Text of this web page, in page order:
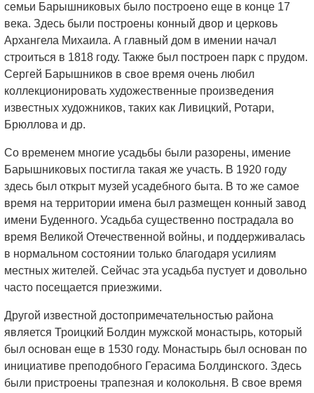
семьи Барышниковых было построено еще в конце 17
века. Здесь были построены конный двор и церковь
Архангела Михаила. А главный дом в имении начал
строиться в 1818 году. Также был построен парк с прудом.
Сергей Барышников в свое время очень любил
коллекционировать художественные произведения
известных художников, таких как Ливицкий, Ротари,
Брюллова и др.
Со временем многие усадьбы были разорены, имение
Барышниковых постигла такая же участь. В 1920 году
здесь был открыт музей усадебного быта. В то же самое
время на территории имена был размещен конный завод
имени Буденного. Усадьба существенно пострадала во
время Великой Отечественной войны, и поддерживалась
в нормальном состоянии только благодаря усилиям
местных жителей. Сейчас эта усадьба пустует и довольно
часто посещается приезжими.
Другой известной достопримечательностью района
является Троицкий Болдин мужской монастырь, который
был основан еще в 1530 году. Монастырь был основан по
инициативе преподобного Герасима Болдинского. Здесь
были пристроены трапезная и колокольня. В свое время